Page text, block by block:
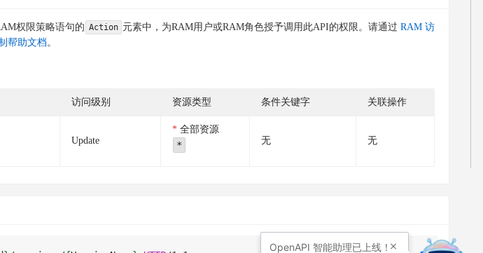
权限策略语句的 Action 元素中，为RAM用户或RAM角色授予调用此API的权限。请通过 RAM 访
帮助文档。
访问级别 资源类型 条件关键字 关联操作
Update
全部资源
* 无 无
OpenAPI 智能助理已上线！